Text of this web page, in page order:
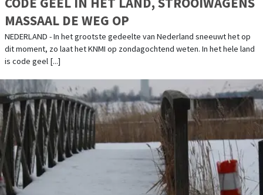
MASSAAL DE WEG OP
NEDERLAND - In het grootste gedeelte van Nederland sneeuwt het op
dit moment, zo laat het KNMI op zondagochtend weten. In het hele land
is code geel [...]